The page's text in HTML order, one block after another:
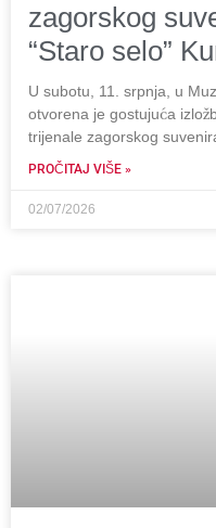
zagorskog
“Staro selo”
U subotu, 11. srpnja, u
otvorena je gostujuća
trijenale zagorskog
PROČITAJ VIŠE »
02/07/2026